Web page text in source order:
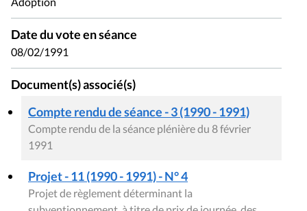
Date du vote en séance
08/02/1991
Document(s) associé(s)
Compte rendu de séance - 3 (1990 - 1991)
Compte rendu de la séance plénière du 8 février
1991
Projet - 11 (1990 - 1991) - N° 4
Projet de règlement déterminant la